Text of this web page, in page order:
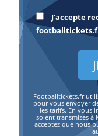
J'accepte
Footballtickets.fr
pour vous envoyer
les tarifs. En vous
soient transmises à
acceptez que nous